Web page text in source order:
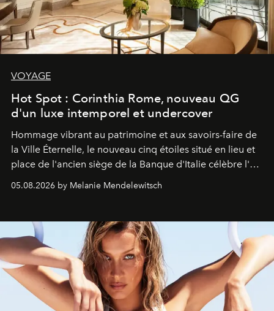
VOYAGE
Hot Spot : Corinthia Rome, nouveau QG
d'un luxe intemporel et undercover
Hommage vibrant au patrimoine et aux savoirs-faire de
la Ville Éternelle, le nouveau cinq étoiles situé en lieu et
place de l'ancien siège de la Banque d'Italie célèbre l'art
de vivre Romain dans toute son élégance intemporelle.
05.08.2026 by Melanie Mendelewitsch